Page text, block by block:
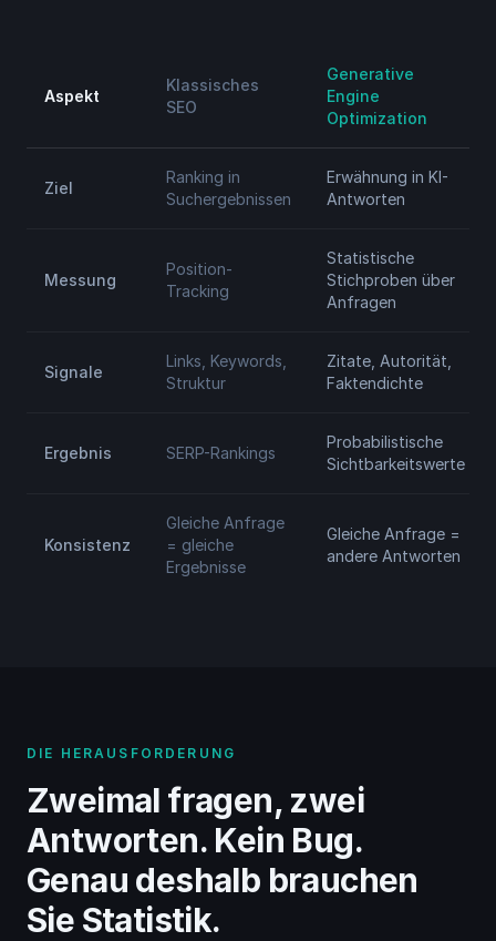
Aspekt
Klassisches
SEO
Generative
Engine
Optimization
Ziel
Ranking in
Suchergebnissen
Erwähnung in KI-
Antworten
Messung
Position-
Tracking
Statistische
Stichproben über
Anfragen
Signale
Links, Keywords,
Struktur
Zitate, Autorität,
Faktendichte
Ergebnis SERP-Rankings
Probabilistische
Sichtbarkeitswerte
Konsistenz
Gleiche Anfrage
= gleiche
Ergebnisse
Gleiche Anfrage =
andere Antworten
DIE HERAUSFORDERUNG
Zweimal fragen, zwei
Antworten. Kein Bug.
Genau deshalb brauchen
Sie Statistik.